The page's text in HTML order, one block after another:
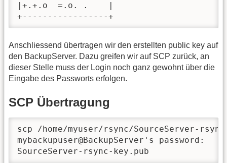
|+.+.o  =.o. .    |
+-----------------+
Anschliessend übertragen wir den erstellten public key auf
den BackupServer. Dazu greifen wir auf SCP zurück, an
dieser Stelle muss der Login noch ganz gewohnt über die
Eingabe des Passworts erfolgen.
SCP Übertragung
scp /home/myuser/rsync/SourceServer-
mybackupuser@BackupServer's password:
SourceServer-rsync-key.pub